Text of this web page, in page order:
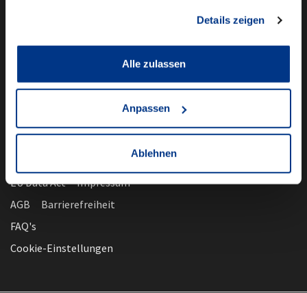
Details zeigen
Alle zulassen
Anpassen
Ablehnen
News & Events
Ausbildung
EU Data Act
Impressum
AGB
Barrierefreiheit
FAQ's
Cookie-Einstellungen